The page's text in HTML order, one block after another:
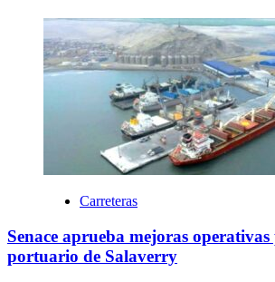
Carreteras
Senace aprueba mejoras
portuario de Salaverry